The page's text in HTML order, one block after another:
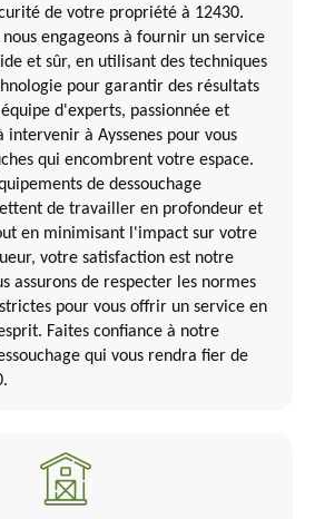
de votre propriété à 12430.
engageons à fournir un service
et sûr, en utilisant des techniques
pour garantir des résultats
d'experts, passionnée et
intervenir à Ayssenes pour vous
qui encombrent votre espace.
de dessouchage
de travailler en profondeur et
en minimisant l'impact sur votre
votre satisfaction est notre
assurons de respecter les normes
pour vous offrir un service en
Faites confiance à notre
qui vous rendra fier de